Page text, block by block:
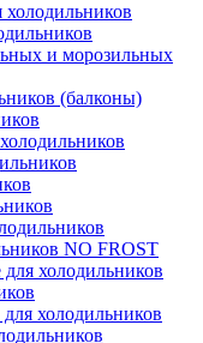
холодильников
и морозильных
(балконы)
NO FROST
холодильников
холодильников